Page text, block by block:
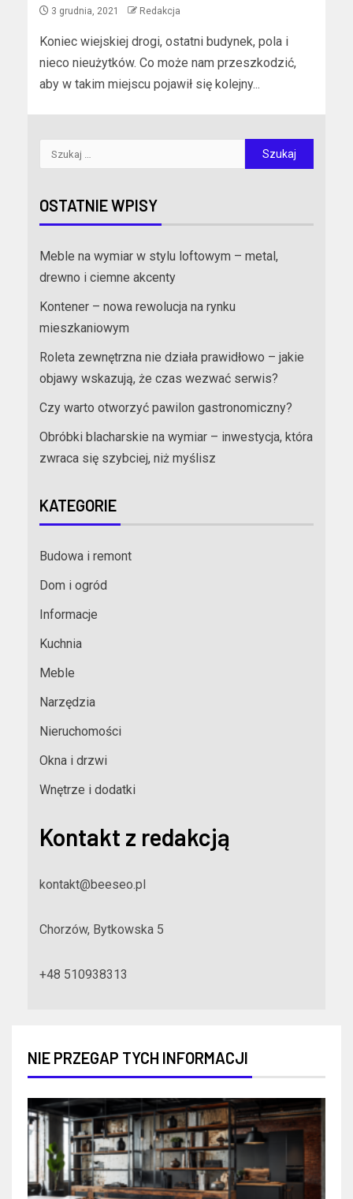
3 grudnia, 2021 Redakcja
Koniec wiejskiej drogi, ostatni budynek, pola i
nieco nieużytków. Co może nam przeszkodzić,
aby w takim miejscu pojawił się kolejny...
OSTATNIE WPISY
Meble na wymiar w stylu loftowym – metal,
drewno i ciemne akcenty
Kontener – nowa rewolucja na rynku
mieszkaniowym
Roleta zewnętrzna nie działa prawidłowo – jakie
objawy wskazują, że czas wezwać serwis?
Czy warto otworzyć pawilon gastronomiczny?
Obróbki blacharskie na wymiar – inwestycja, która
zwraca się szybciej, niż myślisz
KATEGORIE
Budowa i remont
Dom i ogród
Informacje
Kuchnia
Meble
Narzędzia
Nieruchomości
Okna i drzwi
Wnętrze i dodatki
Kontakt z redakcją
kontakt@beeseo.pl
Chorzów, Bytkowska 5
+48 510938313
NIE PRZEGAP TYCH INFORMACJI